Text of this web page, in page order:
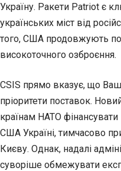
Україну. Ракети Patriot є
українських міст від
того, США продовжують
високоточного озброєння.
CSIS прямо вказує, що
пріоритети поставок.
країнам НАТО фінансувати
США Україні, тимчасово
Києву. Однак, надалі
суворіше обмежувати